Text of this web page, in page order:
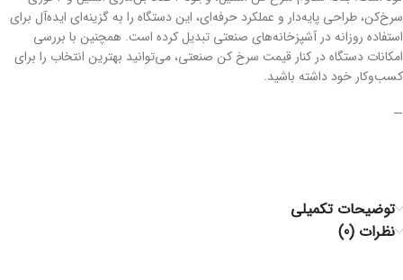
سرخ‌کن، طراحی پایه‌دار و عملکرد حرفه‌ای، این دستگاه را به گزینه‌ای ایده‌آل برای
استفاده روزانه در آشپزخانه‌های صنعتی تبدیل کرده است. همچنین با بررسی
امکانات دستگاه در کنار قیمت سرخ کن صنعتی، می‌توانید بهترین انتخاب را برای
کسب‌وکار خود داشته باشید.
—
توضیحات تکمیلی
نظرات (0)